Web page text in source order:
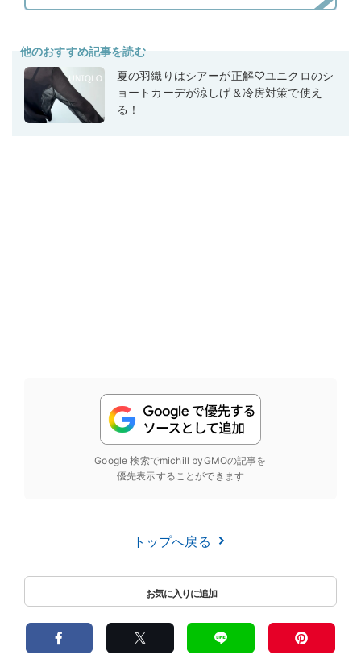
他のおすすめ記事を読む
夏の羽織りはシアーが正解♡ユニクロのシ
ョートカーデが涼しげ＆冷房対策で使え
る！
Google 検索でmichill byGMOの記事を
優先表示することができます
トップへ戻る